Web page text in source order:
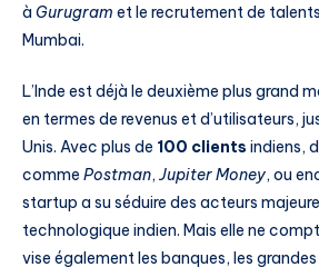
à Gurugram et le recrutement de
Mumbai.
L’Inde est déjà le deuxième plus grand
en termes de revenus et d’utilisateurs,
Unis. Avec plus de 100 clients indiens,
comme Postman, Jupiter Money, ou
startup a su séduire des acteurs
technologique indien. Mais elle ne
vise également les banques, les